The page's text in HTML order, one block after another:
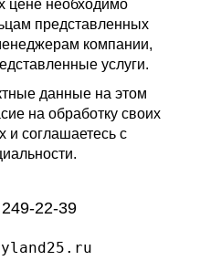
цене необходимо
представленных
компании,
услуги.
данные на этом
на обработку своих
и соглашаетесь с
22-39